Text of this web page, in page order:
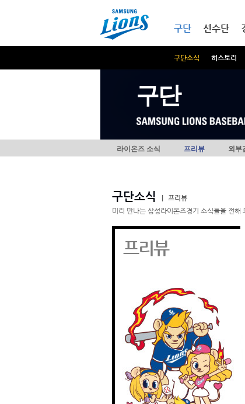
구단
구단소식 히스토리
선수단
구단
라이온즈 소식 프리뷰 외부
구단소식
프리뷰
미리 만나는 삼성라이온즈경기 소식들을 전해
프리뷰